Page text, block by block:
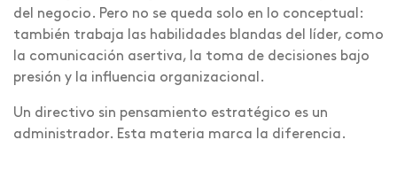
del negocio. Pero no se queda solo en lo conceptual:
también trabaja las habilidades blandas del líder, como
la comunicación asertiva, la toma de decisiones bajo
presión y la influencia organizacional.
Un directivo sin pensamiento estratégico es un
administrador. Esta materia marca la diferencia.